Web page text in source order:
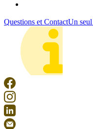
Questions et ContactUn